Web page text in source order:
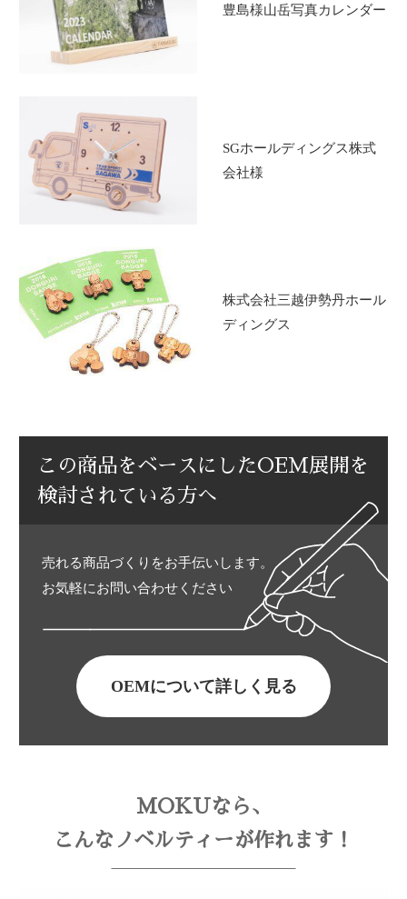
豊島様山岳写真カレンダー
SGホールディングス株式
会社様
株式会社三越伊勢丹ホール
ディングス
この商品をベースにしたOEM展開を
検討されている方へ
売れる商品づくりをお手伝いします。
お気軽にお問い合わせください
OEMについて詳しく見る
MOKUなら、
こんなノベルティーが作れます！